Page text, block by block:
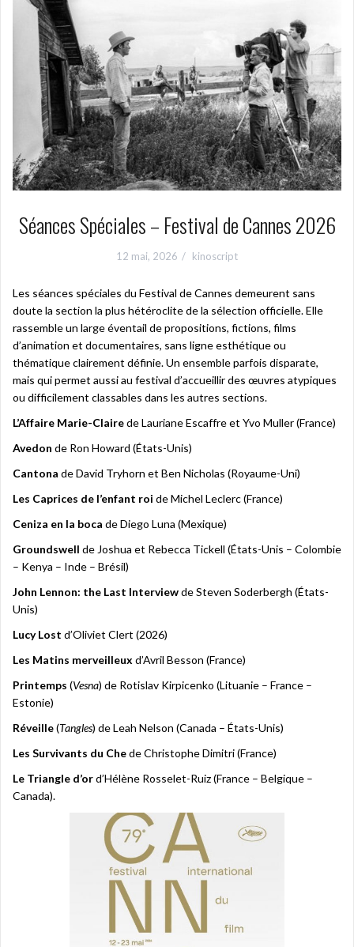
Séances Spéciales – Festival de Cannes 2026
12 mai, 2026 kinoscript
Les séances spéciales du Festival de Cannes demeurent sans
doute la section la plus hétéroclite de la sélection officielle. Elle
rassemble un large éventail de propositions, fictions, films
d’animation et documentaires, sans ligne esthétique ou
thématique clairement définie. Un ensemble parfois disparate,
mais qui permet aussi au festival d’accueillir des œuvres atypiques
ou difficilement classables dans les autres sections.
L’Affaire Marie-Clairede Lauriane Escaffre et Yvo Muller (France)
Avedon de Ron Howard (États-Unis)
Cantona de David Tryhorn et Ben Nicholas (Royaume-Uni)
Les Caprices de l’enfant roi de Michel Leclerc (France)
Ceniza en la boca de Diego Luna (Mexique)
Groundswell de Joshua et Rebecca Tickell (États-Unis – Colombie
– Kenya – Inde – Brésil)
John Lennon: the Last Interviewde Steven Soderbergh (États-
Unis)
Lucy Lost d’Oliviet Clert (2026)
Les Matins merveilleux d’Avril Besson (France)
Printemps (Vesna) de Rotislav Kirpicenko (Lituanie – France –
Estonie)
Réveille(Tangles) de Leah Nelson (Canada – États-Unis)
Les Survivants du Chede Christophe Dimitri (France)
Le Triangle d’ord’Hélène Rosselet-Ruiz (France – Belgique –
Canada).